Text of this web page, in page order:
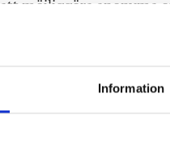
Information
möjliggöra anonyma
personal från hot
anonymt. Anmälarens
att anmälan